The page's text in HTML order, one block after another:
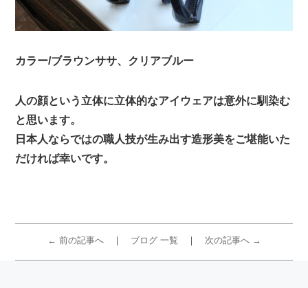
カラー/ブラウンササ、クリアブルー
人の顔という立体に立体的なアイウェアは意外に馴染む
と思います。
日本人ならではの職人技が生み出す造形美をご堪能いた
だければ幸いです。
← 前の記事へ ブログ 一覧 次の記事へ →